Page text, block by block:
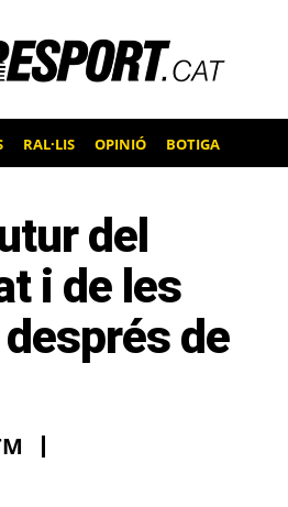
RAL·LIS OPINIÓ BOTIGA
del
i de les
de